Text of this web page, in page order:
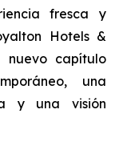
fresca y
Hotels &
nuevo capítulo
una
y una visión